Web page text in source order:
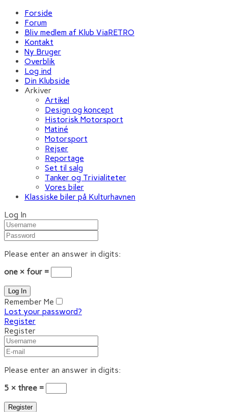
Forside
Forum
Bliv medlem af Klub ViaRETRO
Kontakt
Ny Bruger
Overblik
Log ind
Din Klubside
Arkiver
Artikel
Design og koncept
Historisk Motorsport
Matiné
Motorsport
Rejser
Reportage
Set til salg
Tanker og Trivialiteter
Vores biler
Klassiske biler på Kulturhavnen
Log In
Please enter an answer in digits:
one × four =
Remember Me
Lost your password?
Register
Register
Please enter an answer in digits:
5 × three =